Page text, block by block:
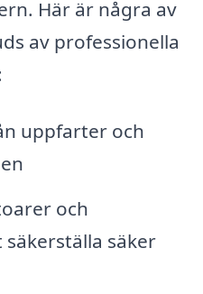
Här är några av
av professionella
uppfarter och
och
säker